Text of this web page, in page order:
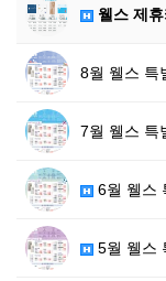
웰스 제
8월 웰스 특
7월 웰스 특
6월 웰스
5월 웰스